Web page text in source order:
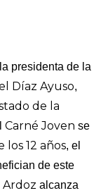
presidenta de la
Díaz Ayuso,
de la
Carné Joven se
los 12 años, el
de este
Ardoz alcanza